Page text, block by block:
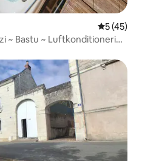
5 av 5 i
5 (45)
~ Bastu ~ Luftkonditionering